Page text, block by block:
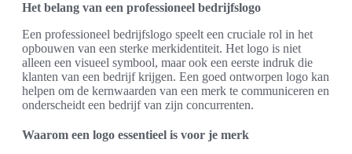
Het belang van een professioneel bedrijfslogo
Een professioneel bedrijfslogo speelt een cruciale rol in het
opbouwen van een sterke merkidentiteit. Het logo is niet
alleen een visueel symbool, maar ook een eerste indruk die
klanten van een bedrijf krijgen. Een goed ontworpen logo kan
helpen om de kernwaarden van een merk te communiceren en
onderscheidt een bedrijf van zijn concurrenten.
Waarom een logo essentieel is voor je merk